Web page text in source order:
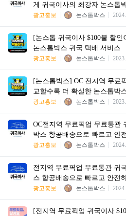
게 귀국이사의 최강자 논스톱
광고홍보 논스톱박스
[논스톱 귀국이사 $100불 할
논스톱박스 귀국 택배 서비스
광고홍보 논스톱박스
[논스톱박스] OC 전지역 무료
교할수록 더 확실한 논스톱박
광고홍보 논스톱박스
OC전지역 무료픽업 무료통관
박스 항공배송으로 빠르고 안
광고홍보 논스톱박스
전지역 무료픽업 무료통관 귀
스 항공배송으로 빠르고 안전
광고홍보 논스톱박스
[전지역 무료픽업 귀국이사